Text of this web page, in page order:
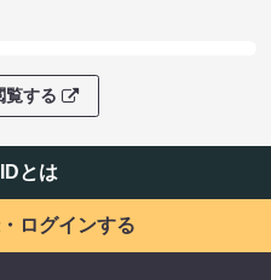
覧する
とは
ログインする